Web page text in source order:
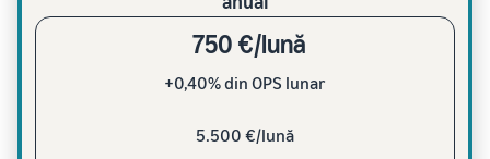
750 €/lună
+0,40% din OPS lunar
5.500 €/lună